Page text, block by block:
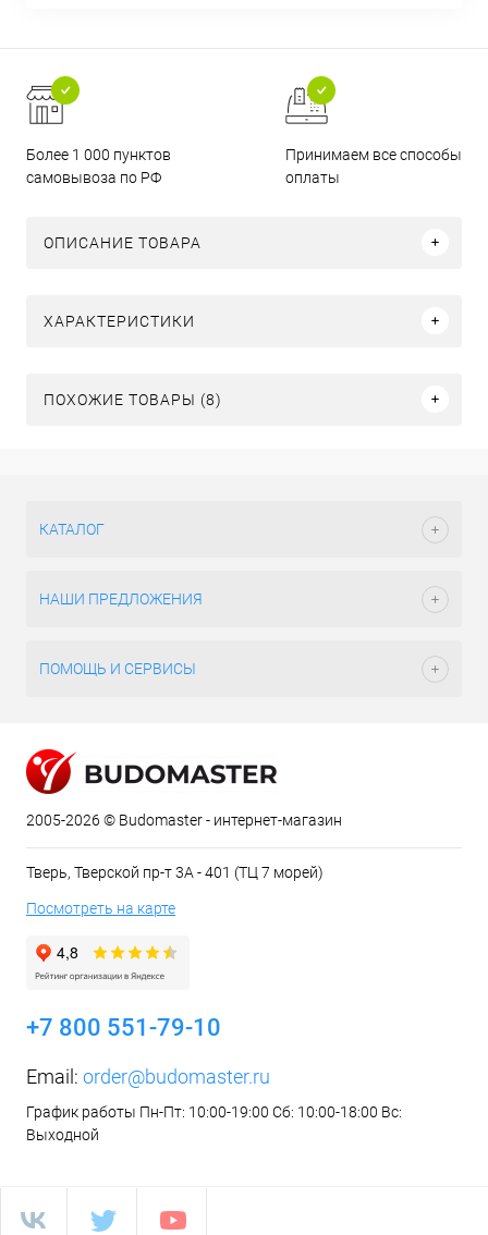
Более 1 000 пунктов
самовывоза по РФ
Принимаем все способы
оплаты
ОПИСАНИЕ ТОВАРА
ХАРАКТЕРИСТИКИ
ПОХОЖИЕ ТОВАРЫ (8)
КАТАЛОГ
НАШИ ПРЕДЛОЖЕНИЯ
ПОМОЩЬ И СЕРВИСЫ
2005-2026 © Budomaster - интернет-магазин
Тверь, Тверской пр-т 3А - 401 (ТЦ 7 морей)
Посмотреть на карте
+7 800 551-79-10
Email: order@budomaster.ru
График работы Пн-Пт: 10:00-19:00 Сб: 10:00-18:00 Вс:
Выходной